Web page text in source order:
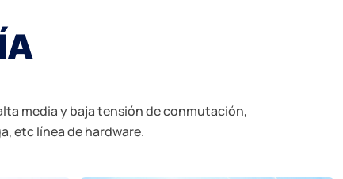
media y baja tensión de conmutación,
etc línea de hardware.